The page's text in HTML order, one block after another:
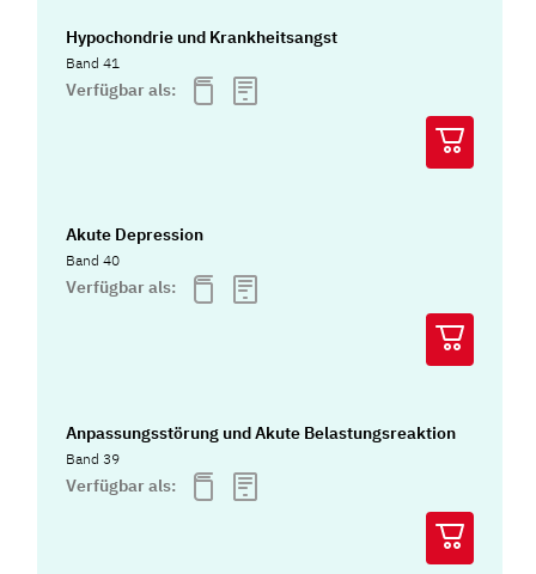
Hypochondrie und Krankheitsangst
Band 41
Verfügbar als:
Akute Depression
Band 40
Verfügbar als:
Anpassungsstörung und Akute Belastungsreaktion
Band 39
Verfügbar als: